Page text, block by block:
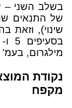
בשלב השני –
של התנאים
שינוי), וזאת
מילגרום, בעמ' 169-167).
נקודת
מקפח